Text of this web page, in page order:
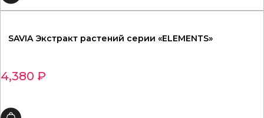
SAVIA Экстракт растений серии «ELEMENTS»
4,380 ₽